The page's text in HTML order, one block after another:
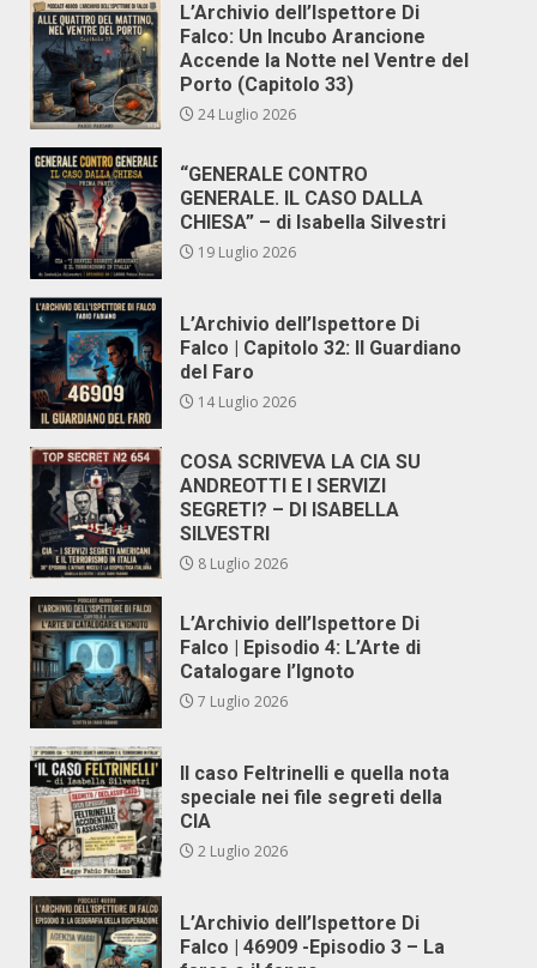
L’Archivio dell’Ispettore Di
Falco: Un Incubo Arancione
Accende la Notte nel Ventre del
Porto (Capitolo 33)
24 Luglio 2026
“GENERALE CONTRO
GENERALE. IL CASO DALLA
CHIESA” – di Isabella Silvestri
19 Luglio 2026
L’Archivio dell’Ispettore Di
Falco | Capitolo 32: Il Guardiano
del Faro
14 Luglio 2026
COSA SCRIVEVA LA CIA SU
ANDREOTTI E I SERVIZI
SEGRETI? – DI ISABELLA
SILVESTRI
8 Luglio 2026
L’Archivio dell’Ispettore Di
Falco | Episodio 4: L’Arte di
Catalogare l’Ignoto
7 Luglio 2026
Il caso Feltrinelli e quella nota
speciale nei file segreti della
CIA
2 Luglio 2026
L’Archivio dell’Ispettore Di
Falco | 46909 -Episodio 3 – La